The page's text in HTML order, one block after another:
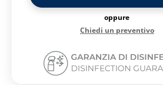
oppure
Chiedi un preventivo